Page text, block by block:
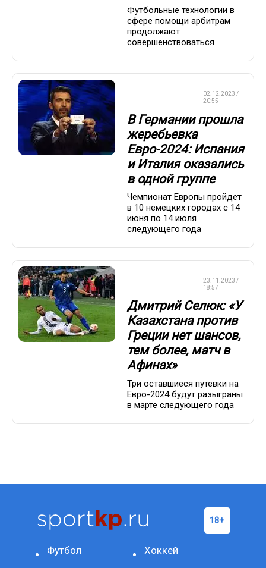
Футбольные технологии в
сфере помощи арбитрам
продолжают
совершенствоваться
02.12.2023 /
20:55
В Германии прошла
жеребьевка
Евро-2024: Испания
и Италия оказались
в одной группе
Чемпионат Европы пройдет
в 10 немецких городах с 14
июня по 14 июля
следующего года
23.11.2023 /
18:57
Дмитрий Селюк: «У
Казахстана против
Греции нет шансов,
тем более, матч в
Афинах»
Три оставшиеся путевки на
Евро-2024 будут разыграны
в марте следующего года
Футбол Хоккей